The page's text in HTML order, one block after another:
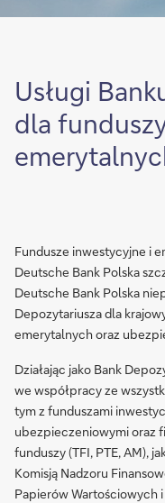
Usługi
dla
Fundusze inwestycyjne i
Deutsche Bank Polska
Deutsche Bank Polska
Depozytariusza dla
emerytalnych oraz
Działając jako Bank
we współpracy ze
tym z funduszami
ubezpieczeniowymi oraz
funduszy (TFI, PTE, AM),
Komisją Nadzoru
Papierów Wartościowych